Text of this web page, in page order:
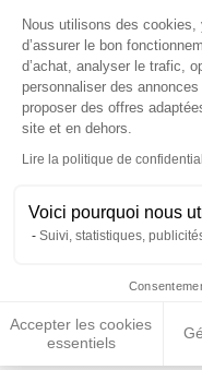
Plateforme
Nous utilisons des
d’assurer le bon
d’achat, analyser le trafic,
personnaliser des
proposer des offres
site et en dehors.
Lire la politique de
Voici pourquoi nous
Suivi, statistiques,
Accepter les cookies
essentiels
Nous